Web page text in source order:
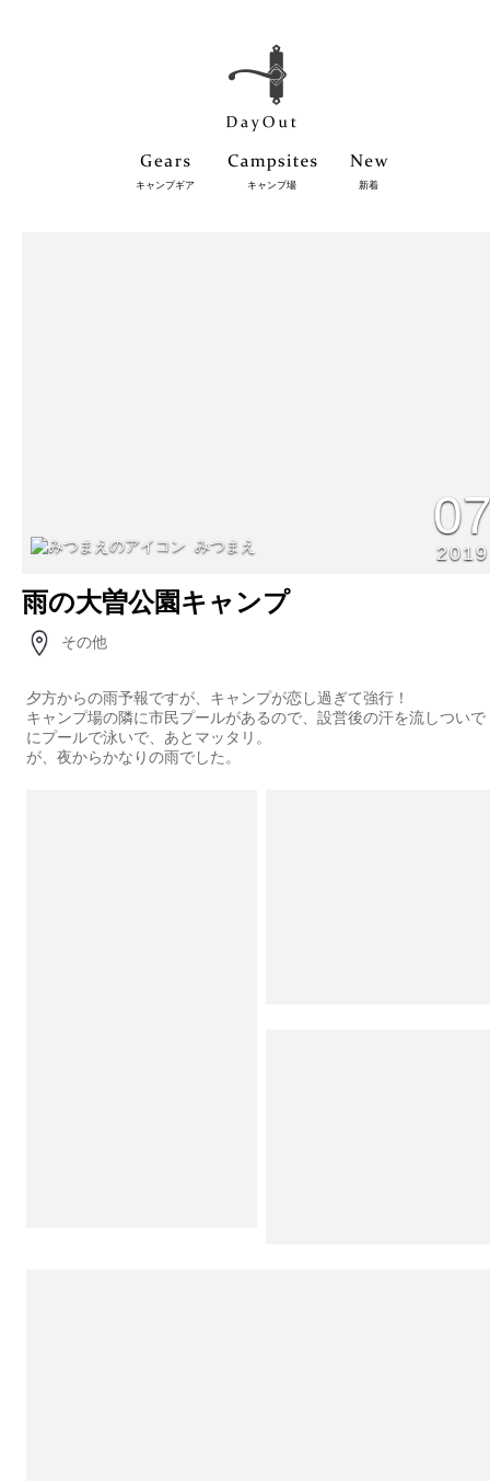
キャンプギア キャンプ場 新着
みつまえ 2019
雨の大曽公園キャンプ
その他
夕方からの雨予報ですが、キャンプが恋し過ぎて強行！
キャンプ場の隣に市民プールがあるので、設営後の汗を流しついで
にプールで泳いで、あとマッタリ。
が、夜からかなりの雨でした。